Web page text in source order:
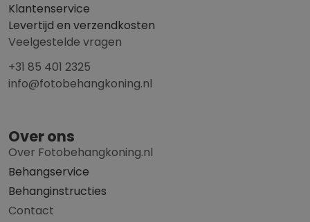
Klantenservice
Levertijd en verzendkosten
Veelgestelde vragen
+31 85 401 2325
info@fotobehangkoning.nl
Over ons
Over Fotobehangkoning.nl
Behangservice
Behanginstructies
Contact